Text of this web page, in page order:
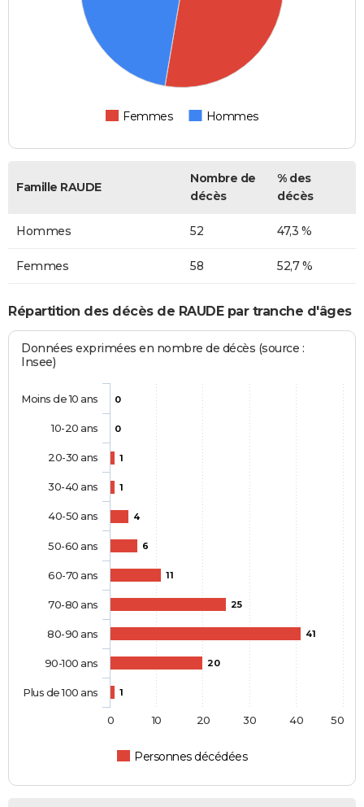
Femmes Hommes
Famille RAUDE
Nombre de
décès
% des
décès
Hommes 52 47,3 %
Femmes 58 52,7 %
Répartition des décès de RAUDE par tranche d'âges
Données exprimées en nombre de décès (source :
Insee)
0
0
1
1
4
6
11
25
41
20
1
Personnes décédées
Moins de 10 ans
10-20 ans
20-30 ans
30-40 ans
40-50 ans
50-60 ans
60-70 ans
70-80 ans
80-90 ans
90-100 ans
Plus de 100 ans
0 10 20 30 40 50